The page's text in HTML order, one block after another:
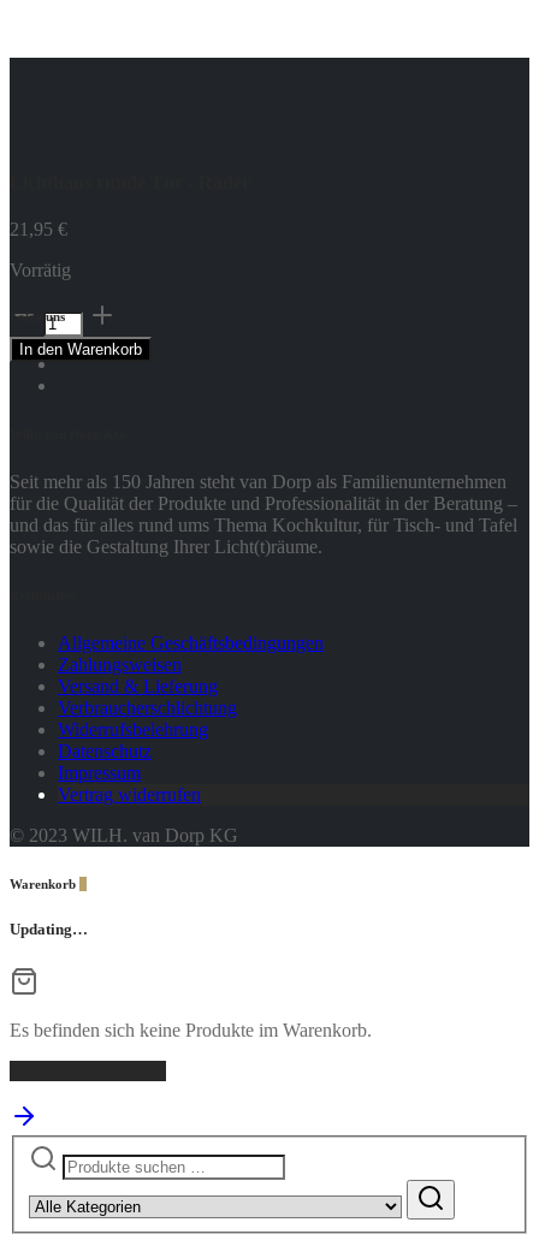
21,95 €
Vorrätig
Lichthaus
runde
Tür
-
Räder
In den Warenkorb
Folge uns
Seit mehr als 150 Jahren steht van Dorp als Familienunternehmen
für die Qualität der Produkte und Professionalität in der Beratung –
und das für alles rund ums Thema Kochkultur, für Tisch- und Tafel
sowie die Gestaltung Ihrer Licht(t)räume.
Allgemeine Geschäftsbedingungen
Zahlungsweisen
Versand & Lieferung
Verbraucherschlichtung
Widerrufsbelehrung
Datenschutz
Impressum
Vertrag widerrufen
© 2023 WILH. van Dorp KG
Warenkorb
Updating…
Es befinden sich keine Produkte im Warenkorb.
Suchen
nach: